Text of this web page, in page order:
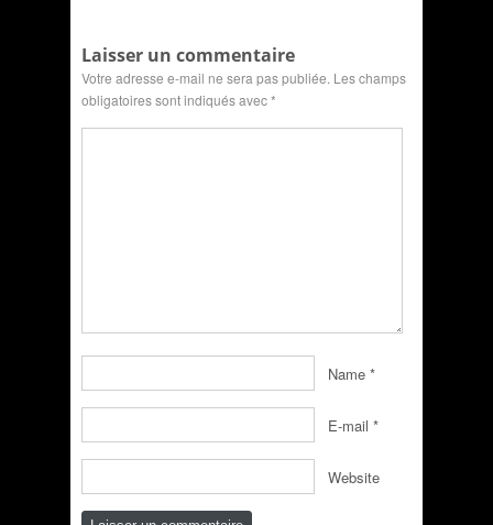
Laisser un commentaire
Votre adresse e-mail ne sera pas publiée. Les champs
obligatoires sont indiqués avec*
Name *
E-mail *
Website